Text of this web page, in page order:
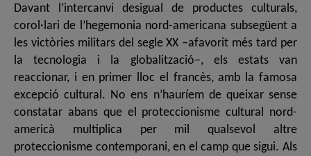
Davant l’intercanvi desigual de productes culturals,
corol·lari de l’hegemonia nord-americana subsegüent a
les victòries militars del segle XX –afavorit més tard per
la tecnologia i la globalització–, els estats van
reaccionar, i en primer lloc el francès, amb la famosa
excepció cultural. No ens n’hauríem de queixar sense
constatar abans que el proteccionisme cultural nord-
americà multiplica per mil qualsevol altre
proteccionisme contemporani, en el camp que sigui. Als